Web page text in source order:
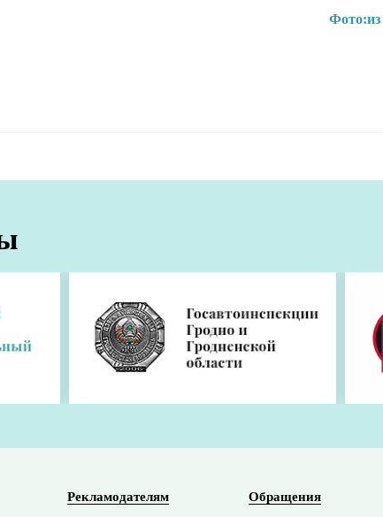
Фото:
цифровой отпечаток устройства - это не
"Понимая, как работает эта система, мы